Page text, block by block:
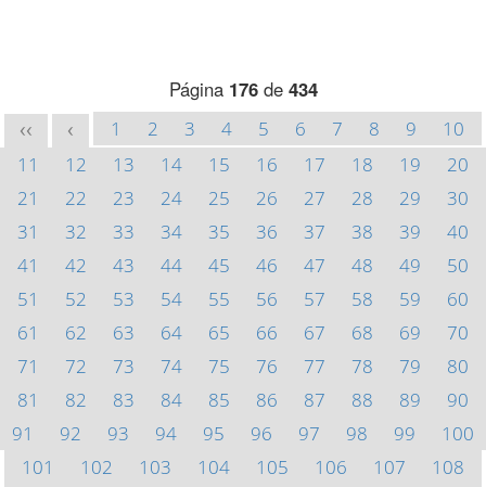
Página 176de 434
<< < 1 2 3 4 5 6 7 8 9
10
11
12 13 14 15 16 17 18 19
20
21
22 23 24 25 26 27 28 29
30
31
32 33 34 35 36 37 38 39
40
41
42 43 44 45 46 47 48 49
50
51
52 53 54 55 56 57 58 59
60
61
62 63 64 65 66 67 68 69
70
71
72 73 74 75 76 77 78 79
80
81
82 83 84 85 86 87 88 89
90
91
92 93 94 95 96 97 98 99
100
101
102 103 104 105 106 107
108